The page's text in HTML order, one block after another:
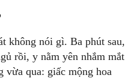
không nói gì. Ba phút sau,
rồi, y nằm yên nhắm mắt
vừa qua: giấc mộng hoa